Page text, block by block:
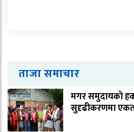
ताजा समाचार
मगर समुदायको
सुदृढीकरणमा